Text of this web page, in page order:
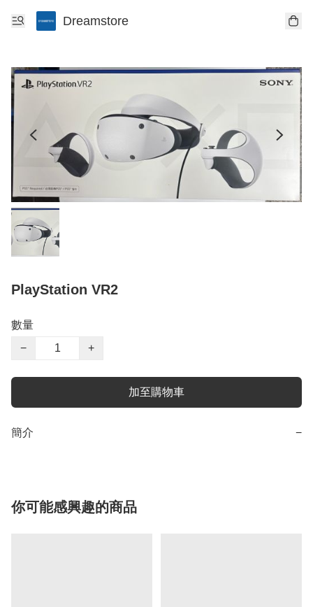
Dreamstore
PlayStation VR2
數量
−
+
加至購物車
簡介 −
你可能感興趣的商品